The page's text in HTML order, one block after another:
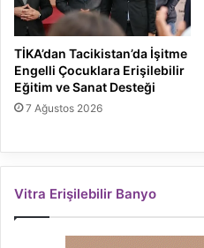
TİKA’dan Tacikistan’da İşitme
Engelli Çocuklara Erişilebilir
Eğitim ve Sanat Desteği
7 Ağustos 2026
Vitra Erişilebilir Banyo